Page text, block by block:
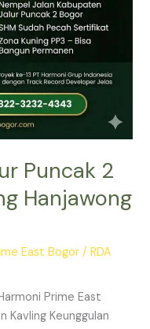
Puncak 2
Hanjawong
East Bogor /RDA
Prime East
Kavling Keunggulan